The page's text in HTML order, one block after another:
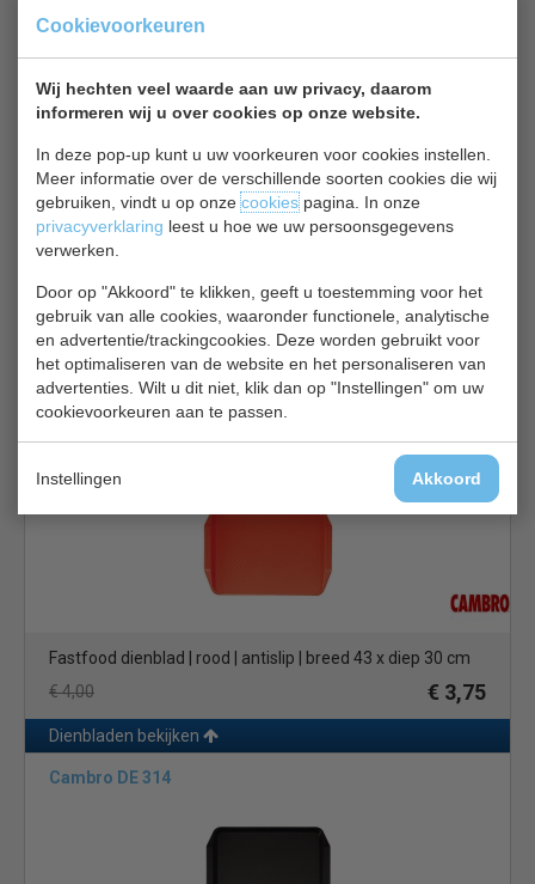
Cookievoorkeuren
Wij hechten veel waarde aan uw privacy, daarom
informeren wij u over cookies op onze website.
In deze pop-up kunt u uw voorkeuren voor cookies instellen.
Meer informatie over de verschillende soorten cookies die wij
gebruiken, vindt u op onzecookiespagina. In onze
privacyverklaring leest u hoe we uw persoonsgegevens
verwerken.
Door op "Akkoord" te klikken, geeft u toestemming voor het
gebruik van alle cookies, waaronder functionele, analytische
en advertentie/trackingcookies. Deze worden gebruikt voor
het optimaliseren van de website en het personaliseren van
advertenties. Wilt u dit niet, klik dan op "Instellingen" om uw
cookievoorkeuren aan te passen.
Instellingen Akkoord
Fastfood dienblad | groen | kunststof | B41 x D30 cm
€ 3,80
€ 3,55
Dienbladen bekijken
Fastfood dienblad | zwart | kunststof | B41 x D30 cm
€ 4,00
€ 3,75
Dienbladen bekijken
Fastfood dienblad | rood | antislip | breed 43 x diep 30 cm
€ 4,00
€ 3,75
Dienbladen bekijken
Cambro DE 314